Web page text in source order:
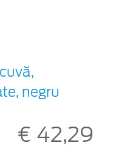
negru
€ 42,29